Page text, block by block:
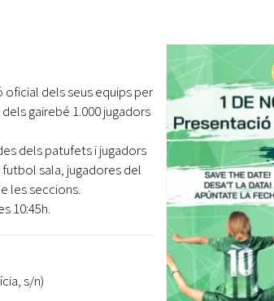
Retiment
Accés a
Dades
Catàleg de
del Pla de
i dona el
veure
Entitats
Equipaments
Mercats Municipals
Webs Municipals
dels seus equips per
gairebé 1.000 jugadors
dels patufets i jugadors
futbol sala, jugadores del
les seccions.
10:45h.
s/n)